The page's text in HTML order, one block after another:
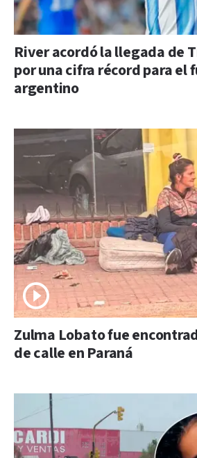
River acordó la llegada de
por una cifra récord para el
argentino
Zulma Lobato fue
de calle en Paraná